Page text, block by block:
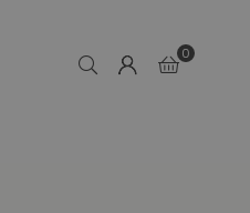
0